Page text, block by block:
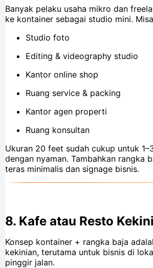
Banyak pelaku usaha mikro dan
ke kontainer sebagai studio mini.
Studio foto
Editing & videography studio
Kantor online shop
Ruang service & packing
Kantor agen properti
Ruang konsultan
Ukuran 20 feet sudah cukup untuk
dengan nyaman. Tambahkan rangka
teras minimalis dan signage bisnis.
8. Kafe atau Resto
Konsep kontainer + rangka baja
kekinian, terutama untuk bisnis di
pinggir jalan.